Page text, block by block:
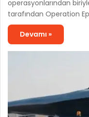
operasyonlarından
tarafından Operation
Devamı »